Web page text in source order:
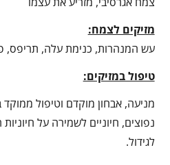
מזיקים לצמח:
עש המנהרות, כנימת עלה, תריפס,
טיפול במזיקים:
מניעה, אבחון מוקדם וטיפול ממוקד
נפוצים, חיוניים לשמירה על
לגידול.